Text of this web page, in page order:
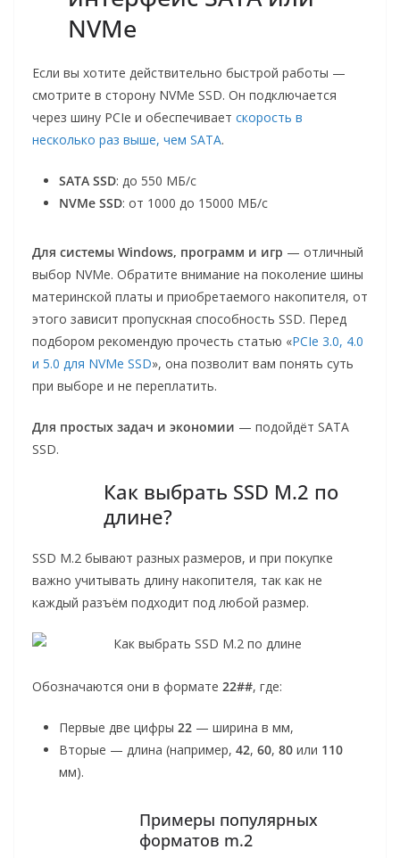
NVMe
Если вы хотите действительно быстрой работы —
смотрите в сторону NVMe SSD. Он подключается
через шину PCIe и обеспечивает скорость в
несколько раз выше, чем SATA.
SATA SSD: до 550 МБ/с
NVMe SSD: от 1000 до 15000 МБ/с
Для системы Windows, программ и игр — отличный
выбор NVMe. Обратите внимание на поколение шины
материнской платы и приобретаемого накопителя, от
этого зависит пропускная способность SSD. Перед
подбором рекомендую прочесть статью «PCIe 3.0, 4.0
и 5.0 для NVMe SSD», она позволит вам понять суть
при выборе и не переплатить.
Для простых задач и экономии — подойдёт SATA
SSD.
Как выбрать SSD M.2 по
длине?
SSD M.2 бывают разных размеров, и при покупке
важно учитывать длину накопителя, так как не
каждый разъём подходит под любой размер.
Обозначаются они в формате 22##, где:
Первые две цифры 22 — ширина в мм,
Вторые — длина (например, 42, 60, 80 или 110
мм).
Примеры популярных
форматов m.2